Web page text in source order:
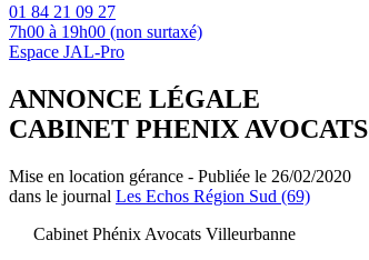
01 84 21 09 27
7h00 à 19h00 (non surtaxé)
Espace JAL-Pro
ANNONCE LÉGALE
CABINET PHENIX AVOCATS
Mise en location gérance - Publiée le 26/02/2020
dans le journal Les Echos Région Sud (69)
Cabinet Phénix Avocats Villeurbanne